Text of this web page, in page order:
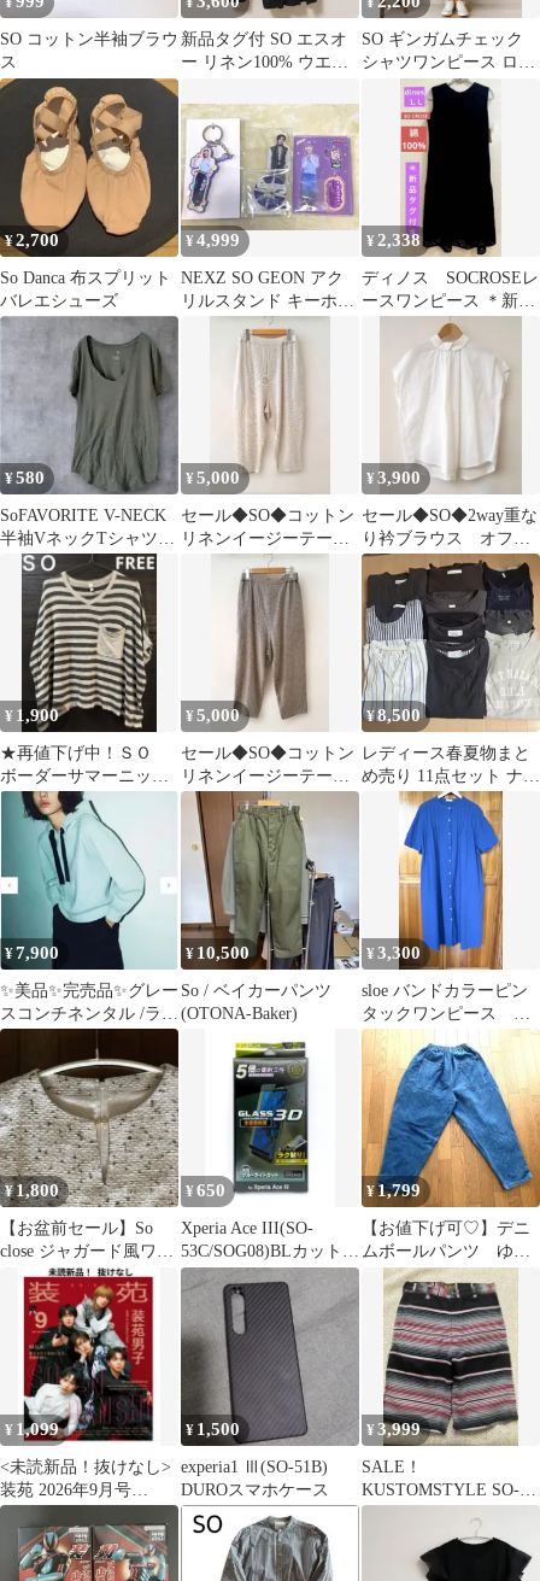
SO コットン半袖ブラウ
ス
新品タグ付 SO エスオ
ー リネン100% ウエス
カート 黒
SO ギンガムチェック
シャツワンピース ロン
グ 綿100% ゆったり F
¥2,700
So Danca 布スプリット
バレエシューズ
¥4,999
NEXZ SO GEON アク
リルスタンド キーホル
ダー 3点セット
¥ 2,338
ディノス SOCROSEレ
ースワンピース ＊新品
（タグ付き）サイズ：
¥580
SoFAVORITE V-NECK
半袖VネックTシャツオ
リーブグリーン Mサイ
¥5,000
セール◆SO◆コットン
リネンイージーテーパ
ードパンツ ナチュラ
¥3,900
セール◆SO◆2way重な
り衿ブラウス オフホ
ワイト
¥ 1,900
★再値下げ中！ＳＯ
ボーダーサマーニッ
ト FREE
¥5,000
セール◆SO◆コットン
リネンイージーテーパ
ードパンツ グレー
¥8,500
レディース春夏物まと
め売り 11点セット ナチ
ュラル系ブランドMIX
¥7,900
✨美品✨完売品✨グレー
スコンチネンタル /ラ
メ/ニットパーカー
¥ 10,500
So / ベイカーパンツ
(OTONA-Baker)
¥3,300
sloe バンドカラーピン
タックワンピース ブ
ルー リネン コットン
麻 綿
¥1,800
【お盆前セール】So
close ジャガード風ワン
ピース ノースリーブL
サイズ
¥650
Xperia Ace III(SO-
53C/SOG08)BLカットガ
ラスフィルム
¥1,799
【お値下げ可♡】デニ
ムボールパンツ ゆっ
たり 大きめ ゆるダ
ボ サーカスパンツ
¥ 1,099
<未読新品！抜けなし>
装苑 2026年9月号
M!LK 装苑男子
¥ 1,500
experia1 Ⅲ(SO-51B)
DUROスマホケース
¥3,999
SALE！
KUSTOMSTYLE SO-
CAL ショートパンツ 30